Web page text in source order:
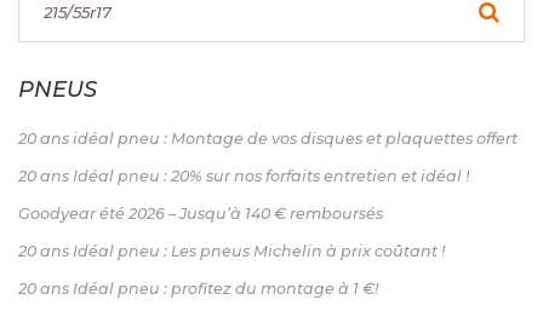
PNEUS
20 ans idéal pneu : Montage de vos disques et plaquettes offert
20 ans Idéal pneu : 20% sur nos forfaits entretien et idéal !
Goodyear été 2026 – Jusqu’à 140 € remboursés
20 ans Idéal pneu : Les pneus Michelin à prix coûtant !
20 ans Idéal pneu : profitez du montage à 1 €!